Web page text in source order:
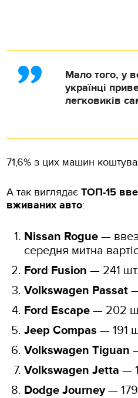
Мало того, у
українці
легковиків
71,6% з цих машин
А так виглядаєТОП-15
вживаних авто:
Nissan Rogue —
середня митна
Ford Fusion — 241
Volkswagen Passat
Ford Escape — 202
Jeep Compas— 191
Volkswagen Tiguan
Volkswagen Jetta —
Dodge Journey—